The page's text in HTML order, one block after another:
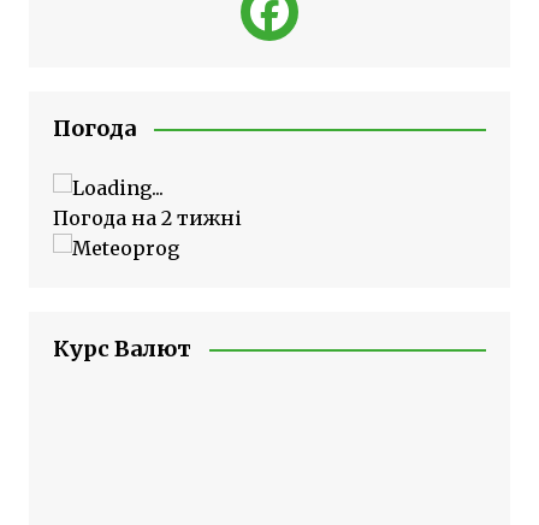
Погода
Погода на 2 тижні
Курс Валют